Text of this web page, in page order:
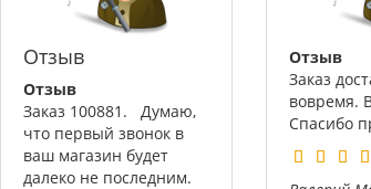
Отзыв
Отзыв
Заказ 100881. Думаю,
что первый звонок в
ваш магазин будет
далеко не последним.
Отзыв
Заказ
вовремя.
Спасибо